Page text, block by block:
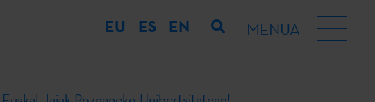
EU ES EN MENUA